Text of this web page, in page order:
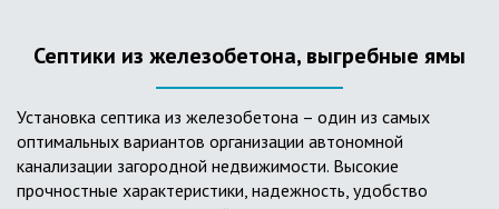
Септики из железобетона, выгребные ямы
Установка септика из железобетона – один из самых
оптимальных вариантов организации автономной
канализации загородной недвижимости. Высокие
прочностные характеристики, надежность, удобство